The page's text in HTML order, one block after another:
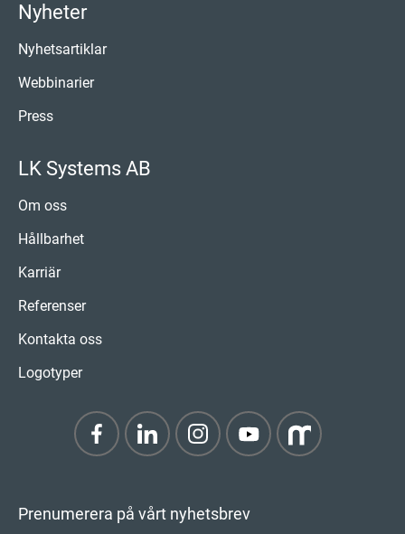
Nyheter
Nyhetsartiklar
Webbinarier
Press
LK Systems AB
Om oss
Hållbarhet
Karriär
Referenser
Kontakta oss
Logotyper
Prenumerera på vårt nyhetsbrev